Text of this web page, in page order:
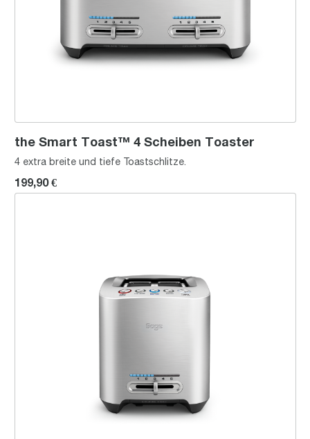
the Smart Toast™ 4 Scheiben Toaster
4 extra breite und tiefe Toastschlitze.
199,90 €
the Smart Toast™